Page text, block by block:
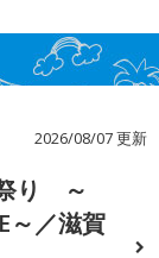
2026/08/07 更新
り ～
～／滋賀